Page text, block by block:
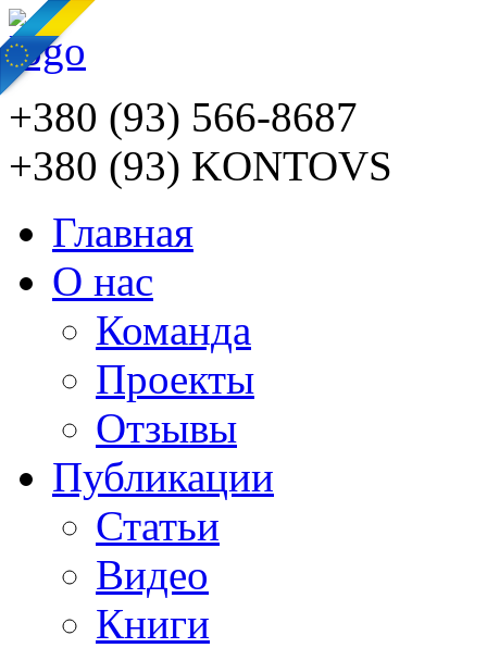
+380 (93) 566-8687
+380 (93) KONTOVS
Главная
О нас
Команда
Проекты
Отзывы
Публикации
Статьи
Видео
Книги